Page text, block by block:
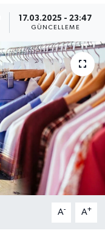
17.03.2025 - 23:47
GÜNCELLEME
A- A+